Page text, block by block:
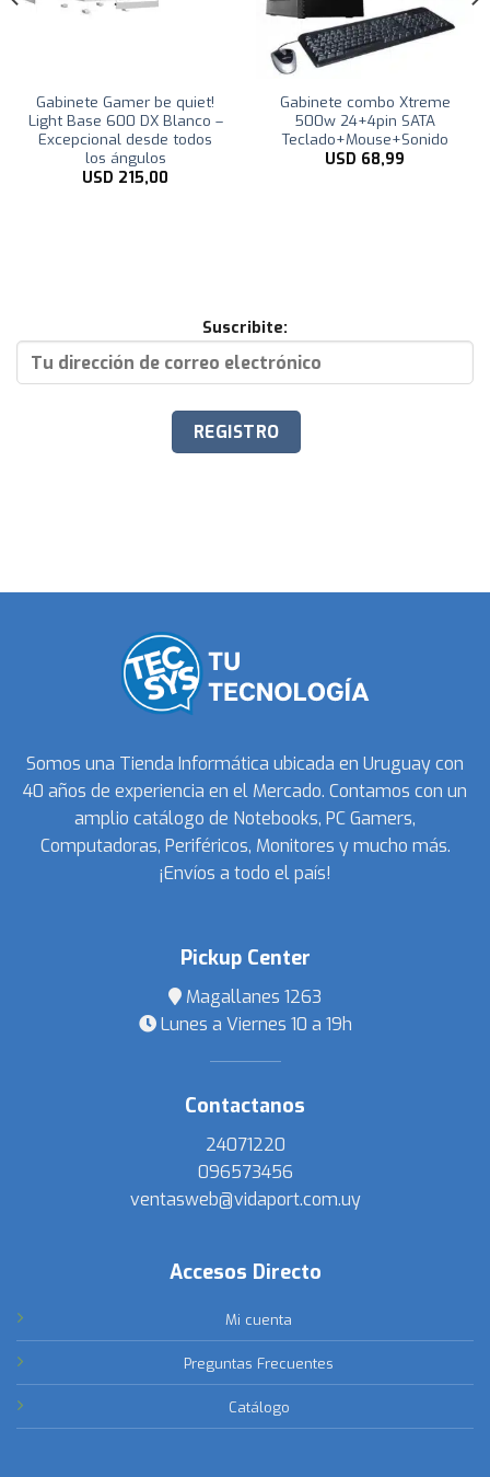
Gabinete Gamer be quiet!
Light Base 600 DX Blanco –
Excepcional desde todos
los ángulos
USD 215,00
Gabinete combo Xtreme
500w 24+4pin SATA
Teclado+Mouse+Sonido
USD 68,99
Suscribite:
Somos una Tienda Informática ubicada en Uruguay con
40 años de experiencia en el Mercado. Contamos con un
amplio catálogo de Notebooks, PC Gamers,
Computadoras, Periféricos, Monitores y mucho más.
¡Envíos a todo el país!
Pickup Center
Magallanes 1263
Lunes a Viernes 10 a 19h
Contactanos
24071220
096573456
ventasweb@vidaport.com.uy
Accesos Directo
Mi cuenta
Preguntas Frecuentes
Catálogo